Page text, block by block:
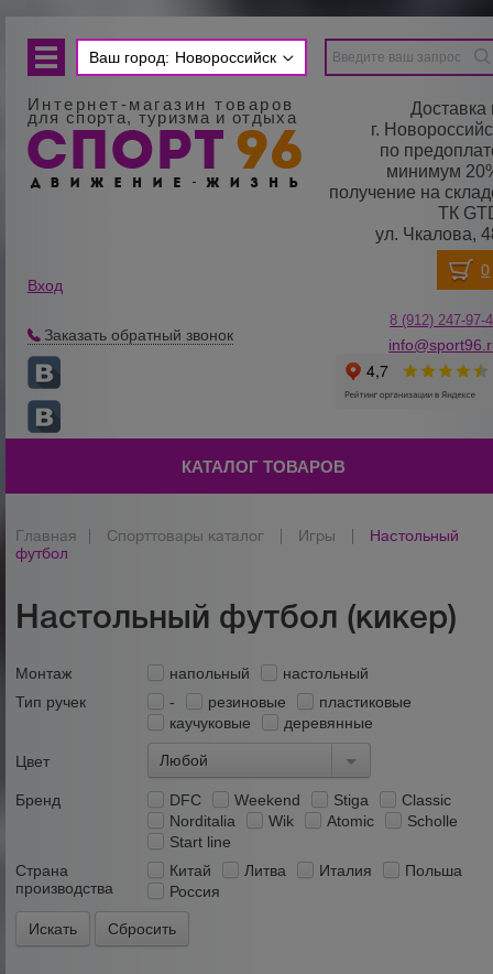
Ваш город: Новороссийск
Интернет-магазин товаров
для спорта, туризма и отдыха
Доставка
г.
по
минимум
получение на
ТК
ул. Чкалова,
Вход
Заказать обратный звонок
8 (912) 247-97-
КАТАЛОГ ТОВАРОВ
Главная Спорттовары каталог Игры
Настольный
футбол
Настольный футбол (кикер)
Монтаж напольный
настольный
Тип ручек
- резиновые
пластиковые
каучуковые
деревянные
Цвет Любой
Бренд DFC Weekend Stiga
Classic
Norditalia
Wik Atomic
Scholle
Start line
Страна
производства
Китай Литва Италия
Польша
Россия
Сбросить